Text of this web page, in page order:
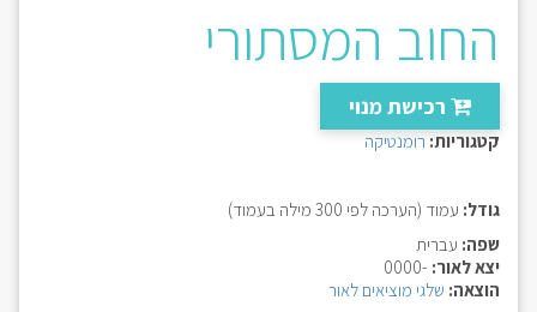
החוב המסתורי
רכישת מנוי
קטגוריות: רומנטיקה
גודל: עמוד (הערכה לפי 300 מילה בעמוד)
שפה: עברית
יצא לאור: -0000
הוצאה: שלגי מוציאים לאור